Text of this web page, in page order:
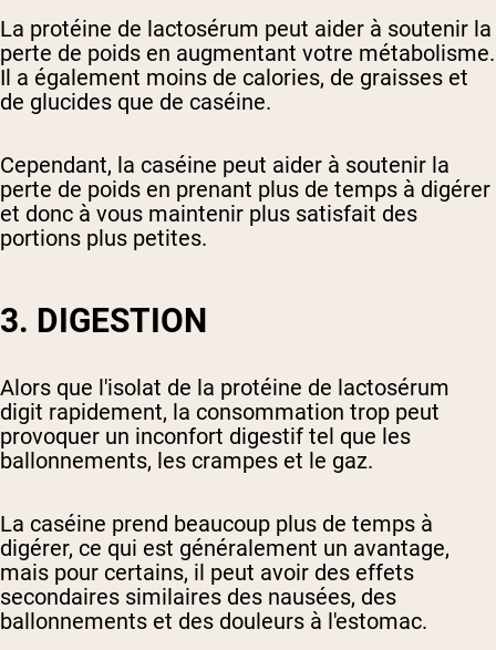
La protéine de lactosérum peut aider à soutenir la
perte de poids en augmentant votre métabolisme.
Il a également moins de calories, de graisses et
de glucides que de caséine.
Cependant, la caséine peut aider à soutenir la
perte de poids en prenant plus de temps à digérer
et donc à vous maintenir plus satisfait des
portions plus petites.
3. DIGESTION
Alors que l'isolat de la protéine de lactosérum
digit rapidement, la consommation trop peut
provoquer un inconfort digestif tel que les
ballonnements, les crampes et le gaz.
La caséine prend beaucoup plus de temps à
digérer, ce qui est généralement un avantage,
mais pour certains, il peut avoir des effets
secondaires similaires des nausées, des
ballonnements et des douleurs à l'estomac.